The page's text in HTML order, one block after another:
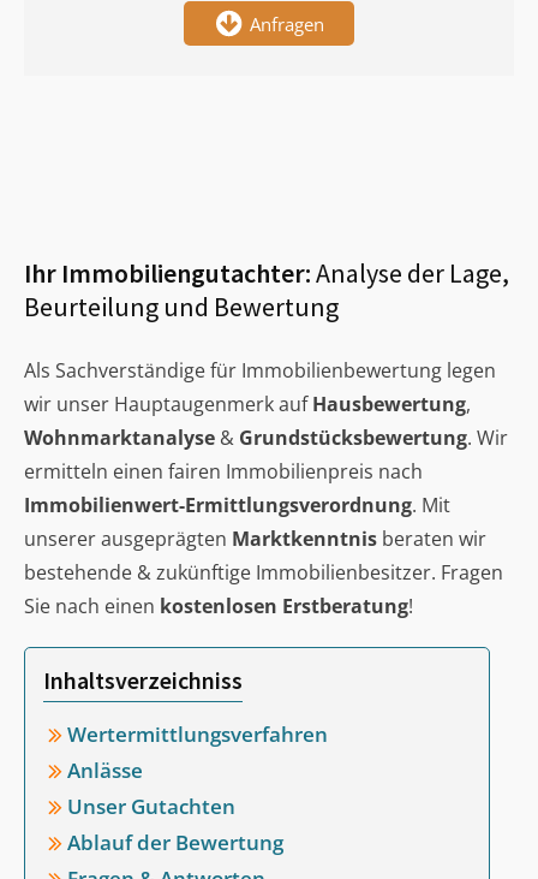
Anfragen
Ihr Immobiliengutachter:Analyse der Lage,
Beurteilung und Bewertung
Als Sachverständige für Immobilienbewertung legen
wir unser Hauptaugenmerk aufHausbewertung,
Wohnmarktanalyse & Grundstücksbewertung. Wir
ermitteln einen fairen Immobilienpreis nach
Immobilienwert-Ermittlungsverordnung. Mit
unserer ausgeprägten Marktkenntnis beraten wir
bestehende & zukünftige Immobilienbesitzer. Fragen
Sie nach einen kostenlosen Erstberatung!
Inhaltsverzeichniss
Wertermittlungsverfahren
Anlässe
Unser Gutachten
Ablauf der Bewertung